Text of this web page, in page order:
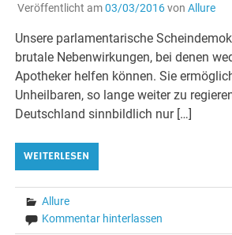
Veröffentlicht am03/03/2016von Allure
Unsere parlamentarische
brutale Nebenwirkungen, bei denen
Apotheker helfen können. Sie
Unheilbaren, so lange weiter zu
Deutschland sinnbildlich nur […]
WEITERLESEN
Allure
Kommentar hinterlassen